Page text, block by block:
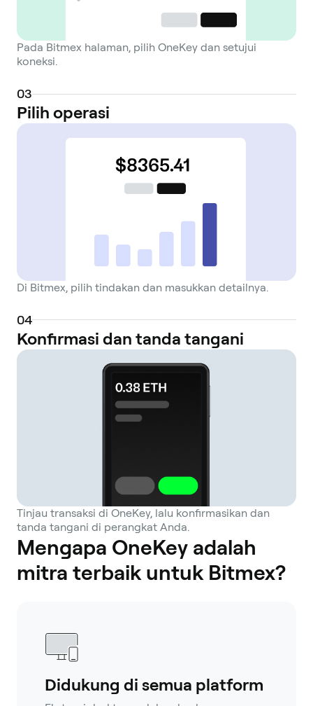
Pada Bitmex halaman, pilih OneKey dan setujui
koneksi.
03
Pilih operasi
Di Bitmex, pilih tindakan dan masukkan detailnya.
04
Konfirmasi dan tanda tangani
Tinjau transaksi di OneKey, lalu konfirmasikan dan
tanda tangani di perangkat Anda.
Mengapa OneKey adalah
mitra terbaik untuk Bitmex?
Didukung di semua platform